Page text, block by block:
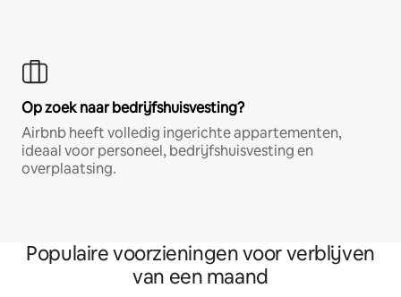
Op zoek naar bedrijfshuisvesting?
Airbnb heeft volledig ingerichte appartementen,
ideaal voor personeel, bedrijfshuisvesting en
overplaatsing.
Populaire voorzieningen voor verblijven
van een maand